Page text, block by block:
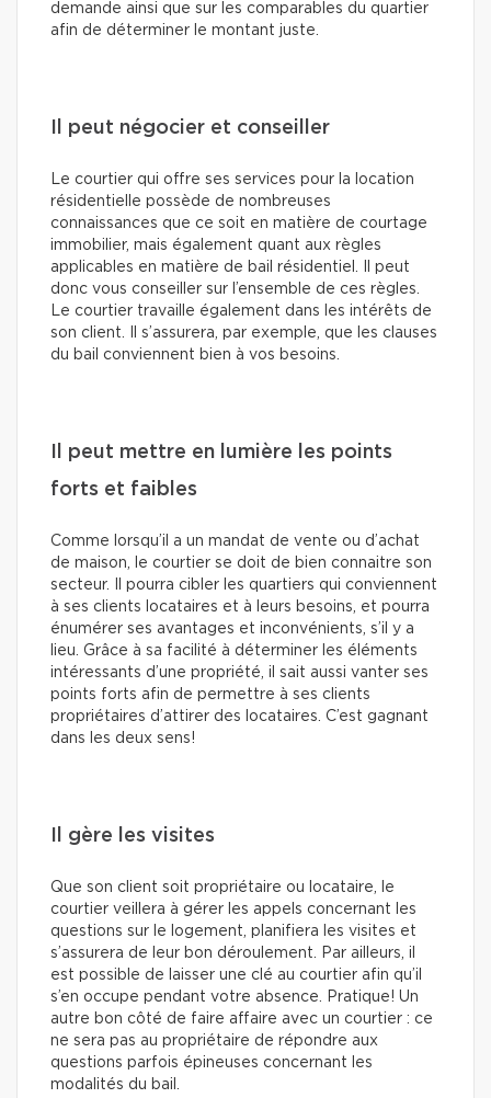
demande ainsi que sur les comparables du quartier
afin de déterminer le montant juste.
Il peut négocier et conseiller
Le courtier qui offre ses services pour la location
résidentielle possède de nombreuses
connaissances que ce soit en matière de courtage
immobilier, mais également quant aux règles
applicables en matière de bail résidentiel. Il peut
donc vous conseiller sur l’ensemble de ces règles.
Le courtier travaille également dans les intérêts de
son client. Il s’assurera, par exemple, que les clauses
du bail conviennent bien à vos besoins.
Il peut mettre en lumière les points
forts et faibles
Comme lorsqu’il a un mandat de vente ou d’achat
de maison, le courtier se doit de bien connaitre son
secteur. Il pourra cibler les quartiers qui conviennent
à ses clients locataires et à leurs besoins, et pourra
énumérer ses avantages et inconvénients, s’il y a
lieu. Grâce à sa facilité à déterminer les éléments
intéressants d’une propriété, il sait aussi vanter ses
points forts afin de permettre à ses clients
propriétaires d’attirer des locataires. C’est gagnant
dans les deux sens!
Il gère les visites
Que son client soit propriétaire ou locataire, le
courtier veillera à gérer les appels concernant les
questions sur le logement, planifiera les visites et
s’assurera de leur bon déroulement. Par ailleurs, il
est possible de laisser une clé au courtier afin qu’il
s’en occupe pendant votre absence. Pratique! Un
autre bon côté de faire affaire avec un courtier : ce
ne sera pas au propriétaire de répondre aux
questions parfois épineuses concernant les
modalités du bail.